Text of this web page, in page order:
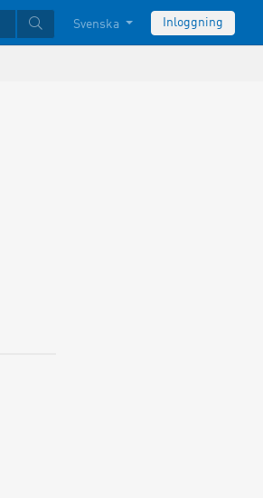
Svenska Inloggning